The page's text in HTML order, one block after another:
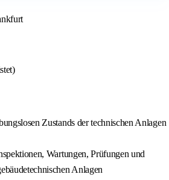
Zustands der technischen Anlagen
Wartungen, Prüfungen und
Anlagen